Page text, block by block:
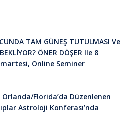
TAM GÜNEŞ TUTULMASI Ve
ÖNER DÖŞER Ile 8
Online Seminer
Orlanda/Florida’da Düzenlenen
Astroloji Konferası’nda